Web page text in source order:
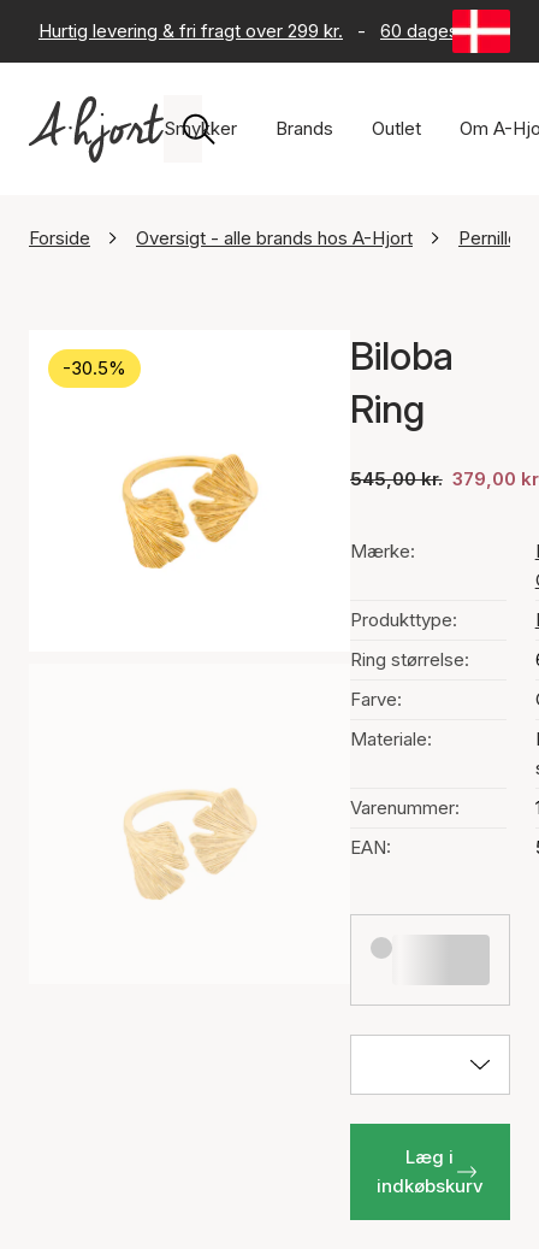
Hurtig levering & fri fragt over 299 kr. - 60 dages returret
Smykker Brands Outlet Om A-
Forside Oversigt - alle brands hos A-Hjort Pernille
-30.5%
Biloba
Ring
545,00 kr. 379,00
Mærke:
Produkttype:
Ring størrelse:
Farve:
Materiale:
Varenummer:
EAN:
Læg i
indkøbskurv